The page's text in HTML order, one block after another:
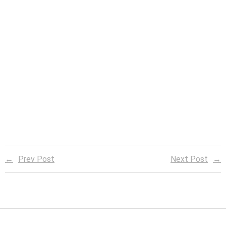
Prev Post Next Post